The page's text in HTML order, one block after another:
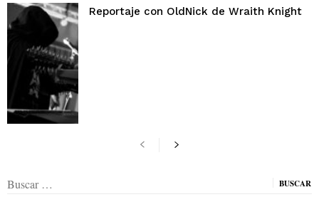
Reportaje con OldNick de Wraith Knight
Buscar: